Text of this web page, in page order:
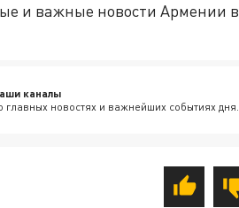
и важные новости Армении в
каналы
главных новостях и важнейших событиях дня.